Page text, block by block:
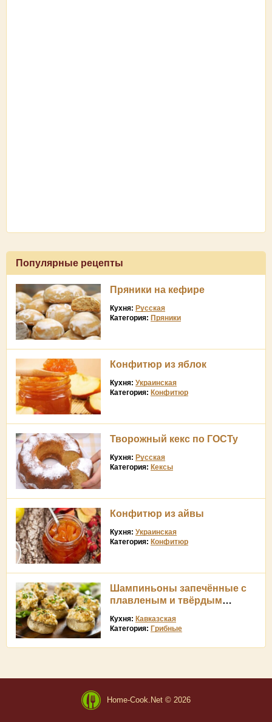
Популярные рецепты
Пряники на кефире
Кухня: Русская
Категория: Пряники
Конфитюр из яблок
Кухня: Украинская
Категория: Конфитюр
Творожный кекс по ГОСТу
Кухня: Русская
Категория: Кексы
Конфитюр из айвы
Кухня: Украинская
Категория: Конфитюр
Шампиньоны запечённые с
плавленым и твёрдым
Кухня: Кавказская
Категория: Грибные
Home-Cook.Net © 2026